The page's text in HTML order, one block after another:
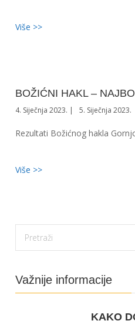
Više >>
BOŽIĆNI HAKL –
4. Siječnja 2023. 5. Siječnja 2023.
Rezultati Božićnog hakla
Više >>
Važnije informacije
KAKO